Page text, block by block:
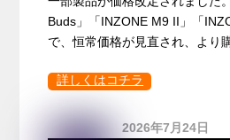
Buds」「INZONE M9 II」「
で、恒常価格が見直され、より
詳しくはコチラ
2026年7月24日